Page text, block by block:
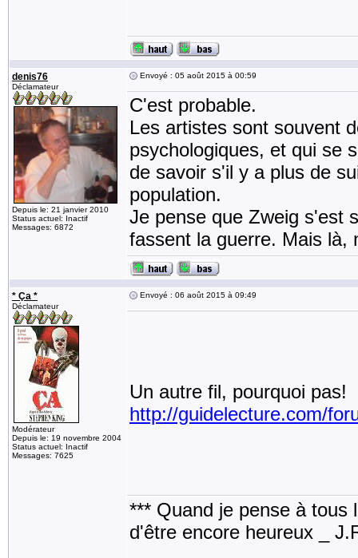
denis76
Déclamateur
Depuis le: 21 janvier 2010
Status actuel: Inactif
Messages: 6872
Envoyé : 05 août 2015 à 00:59
C'est probable.
Les artistes sont souvent
psychologiques, et qui se
de savoir s'il y a plus de
population.
Je pense que Zweig s'est
fassent la guerre. Mais
* Ça *
Déclamateur
Modérateur
Depuis le: 19 novembre 2004
Status actuel: Inactif
Messages: 7625
Envoyé : 06 août 2015 à 09:49
Un autre fil, pourquoi pas!
http://guidelecture.com/
*** Quand je pense à tous
d'être encore heureux _